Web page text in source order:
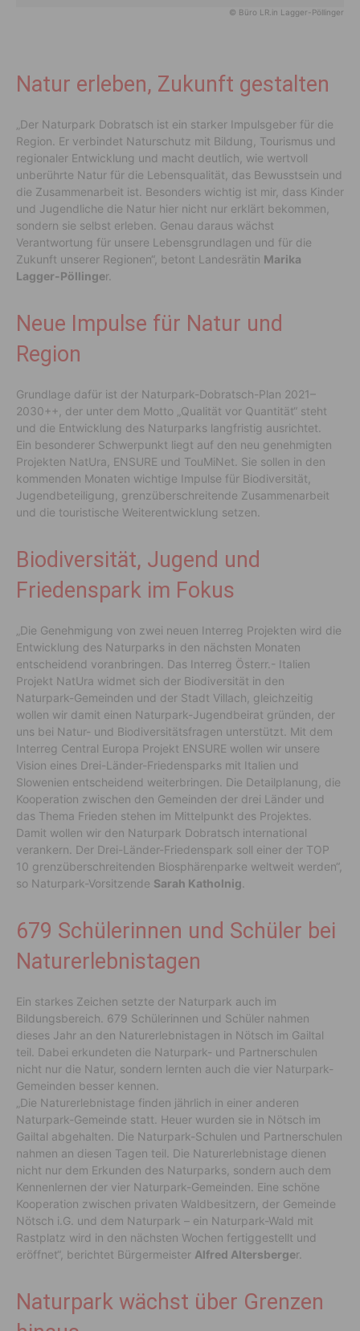
© Büro LR.in Lagger-Pöllinger
Natur erleben, Zukunft gestalten
„Der Naturpark Dobratsch ist ein starker Impulsgeber für die
Region. Er verbindet Naturschutz mit Bildung, Tourismus und
regionaler Entwicklung und macht deutlich, wie wertvoll
unberührte Natur für die Lebensqualität, das Bewusstsein und
die Zusammenarbeit ist. Besonders wichtig ist mir, dass Kinder
und Jugendliche die Natur hier nicht nur erklärt bekommen,
sondern sie selbst erleben. Genau daraus wächst
Verantwortung für unsere Lebensgrundlagen und für die
Zukunft unserer Regionen“, betont Landesrätin Marika
Lagger-Pöllinger.
Neue Impulse für Natur und
Region
Grundlage dafür ist der Naturpark-Dobratsch-Plan 2021–
2030++, der unter dem Motto „Qualität vor Quantität“ steht
und die Entwicklung des Naturparks langfristig ausrichtet.
Ein besonderer Schwerpunkt liegt auf den neu genehmigten
Projekten NatUra, ENSURE und TouMiNet. Sie sollen in den
kommenden Monaten wichtige Impulse für Biodiversität,
Jugendbeteiligung, grenzüberschreitende Zusammenarbeit
und die touristische Weiterentwicklung setzen.
Biodiversität, Jugend und
Friedenspark im Fokus
„Die Genehmigung von zwei neuen Interreg Projekten wird die
Entwicklung des Naturparks in den nächsten Monaten
entscheidend voranbringen. Das Interreg Österr.- Italien
Projekt NatUra widmet sich der Biodiversität in den
Naturpark-Gemeinden und der Stadt Villach, gleichzeitig
wollen wir damit einen Naturpark-Jugendbeirat gründen, der
uns bei Natur- und Biodiversitätsfragen unterstützt. Mit dem
Interreg Central Europa Projekt ENSURE wollen wir unsere
Vision eines Drei-Länder-Friedensparks mit Italien und
Slowenien entscheidend weiterbringen. Die Detailplanung, die
Kooperation zwischen den Gemeinden der drei Länder und
das Thema Frieden stehen im Mittelpunkt des Projektes.
Damit wollen wir den Naturpark Dobratsch international
verankern. Der Drei-Länder-Friedenspark soll einer der TOP
10 grenzüberschreitenden Biosphärenparke weltweit werden“,
so Naturpark-Vorsitzende Sarah Katholnig
679 Schülerinnen und Schüler bei
Naturerlebnistagen
Ein starkes Zeichen setzte der Naturpark auch im
Bildungsbereich. 679 Schülerinnen und Schüler nahmen
dieses Jahr an den Naturerlebnistagen in Nötsch im Gailtal
teil. Dabei erkundeten die Naturpark- und Partnerschulen
nicht nur die Natur, sondern lernten auch die vier Naturpark-
Gemeinden besser kennen.
„Die Naturerlebnistage finden jährlich in einer anderen
Naturpark-Gemeinde statt. Heuer wurden sie in Nötsch im
Gailtal abgehalten. Die Naturpark-Schulen und Partnerschulen
nahmen an diesen Tagen teil. Die Naturerlebnistage dienen
nicht nur dem Erkunden des Naturparks, sondern auch dem
Kennenlernen der vier Naturpark-Gemeinden. Eine schöne
Kooperation zwischen privaten Waldbesitzern, der Gemeinde
Nötsch i.G. und dem Naturpark – ein Naturpark-Wald mit
Rastplatz wird in den nächsten Wochen fertiggestellt und
eröffnet“, berichtet Bürgermeister Alfred Altersberger.
Naturpark wächst über Grenzen